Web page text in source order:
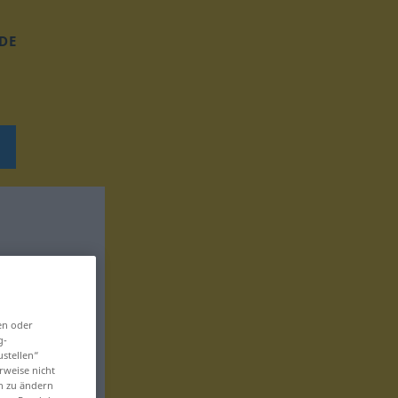
DE
oder
nicht
zu ändern